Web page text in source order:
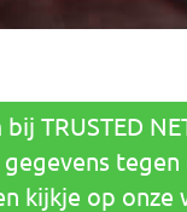
TRUSTED
gegevens
kijkje op onze